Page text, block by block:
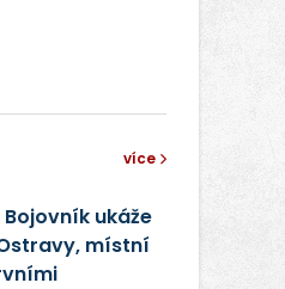
více
ukáže
místní